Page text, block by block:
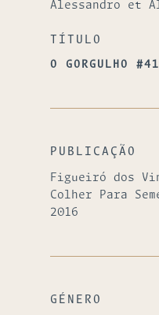
Alessandro et
TÍTULO
O GORGULHO #41
PUBLICAÇÃO
Figueiró dos
Colher Para
2016
GÉNERO